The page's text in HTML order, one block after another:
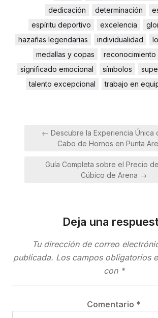
dedicación
determinación
espíritu deportivo
excelencia
hazañas legendarias
individualidad
medallas y copas
reconocimiento
significado emocional
símbolos
talento excepcional
trabajo en
Navegación
← Descubre la Experiencia Única
Cabo de Hornos en Punta
Guía Completa sobre el Precio
Cúbico de Arena →
Deja una
Tu dirección de correo
publicada. Los campos obligatorios
con *
Comentario *